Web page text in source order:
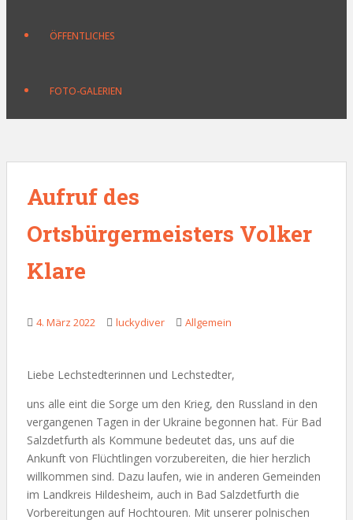
ÖFFENTLICHES
FOTO-GALERIEN
Aufruf des
Ortsbürgermeisters Volker
Klare
4. März 2022 luckydiver Allgemein
Liebe Lechstedterinnen und Lechstedter,
uns alle eint die Sorge um den Krieg, den Russland in den
vergangenen Tagen in der Ukraine begonnen hat. Für Bad
Salzdetfurth als Kommune bedeutet das, uns auf die
Ankunft von Flüchtlingen vorzubereiten, die hier herzlich
willkommen sind. Dazu laufen, wie in anderen Gemeinden
im Landkreis Hildesheim, auch in Bad Salzdetfurth die
Vorbereitungen auf Hochtouren. Mit unserer polnischen